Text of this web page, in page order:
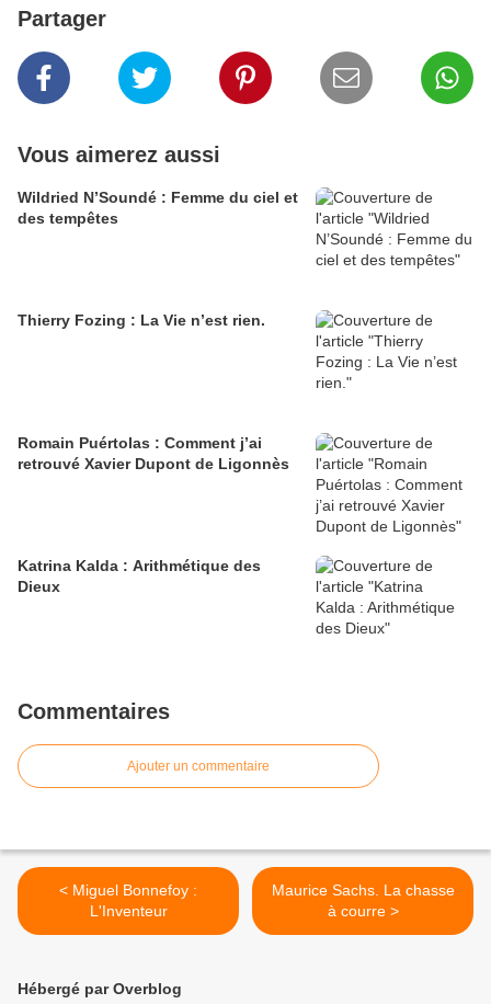
Partager
Vous aimerez aussi
Wildried N’Soundé : Femme du ciel et
des tempêtes
Thierry Fozing : La Vie n’est rien.
Romain Puértolas : Comment j’ai
retrouvé Xavier Dupont de Ligonnès
Katrina Kalda : Arithmétique des
Dieux
Commentaires
Ajouter un commentaire
< Miguel Bonnefoy :
L'Inventeur
Maurice Sachs. La chasse
à courre >
Hébergé par Overblog